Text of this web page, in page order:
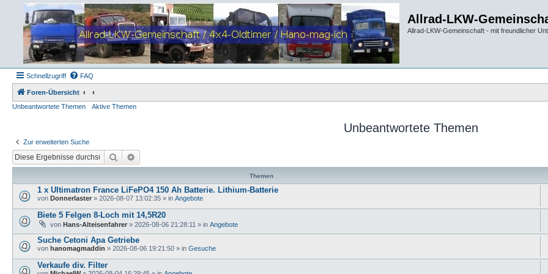
Allrad-LKW-
Allrad-LKW-Gemeinschaft - mit freundlicher
Schnellzugriff FAQ
Foren-Übersicht
Unbeantwortete Themen
Aktive Themen
Unbeantwortete Themen
Zur erweiterten Suche
Suche
Themen
1 x Ultimatron France LiFePO4 150 Ah Batterie. Lithium-Batterie
von Donnerlaster » 2026-08-07 13:02:35 » in Angebote
Biete 5 Felgen 8-Loch mit 14,5R20
von Hans-Alteisenfahrer » 2026-08-06 21:28:11 » in Angebote
Suche Cetoni Apa Getriebe
von hanomagmaddin » 2026-08-06 19:21:50 » in Gesuche
Verkaufe div. Filter